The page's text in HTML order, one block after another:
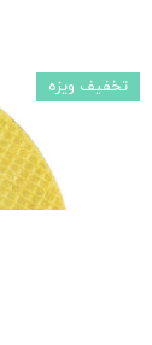
تخفیف ویزه